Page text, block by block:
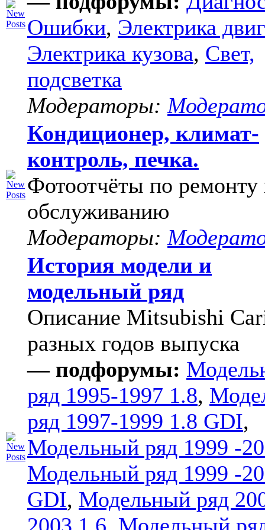
Ошибки, Электрика
Электрика кузова, Свет,
подсветка
Модераторы:
Кондиционер, климат-
контроль, печка.
Фотоотчёты по ремонту
обслуживанию
Модераторы:
История модели и
модельный ряд
Описание Mitsubishi
разных годов выпуска
— подфорумы:
ряд 1995-1997 1.8,
ряд 1997-1999 1.8 GDI,
Модельный ряд 1999 -
Модельный ряд 1999 -
GDI, Модельный ряд